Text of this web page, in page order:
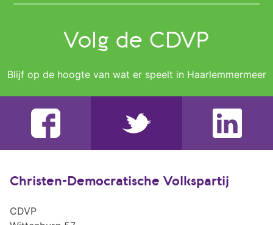
Volg de CDVP
Blijf op de hoogte van wat er speelt in Haarlemmermeer
Christen-Democratische Volkspartij
CDVP